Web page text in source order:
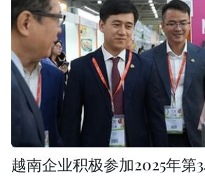
越南企业积极参加2025年第